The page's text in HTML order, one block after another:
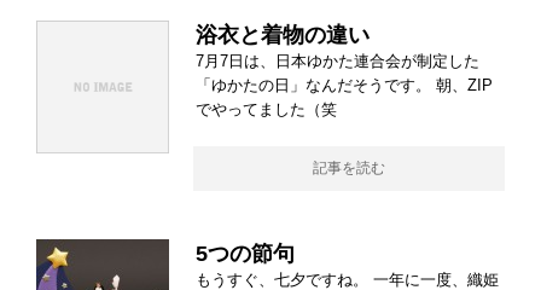
浴衣と着物の違い
7月7日は、日本ゆかた連合会が制定した
「ゆかたの日」なんだそうです。 朝、ZIP
でやってました（笑
記事を読む
5つの節句
もうすぐ、七夕ですね。 一年に一度、織姫